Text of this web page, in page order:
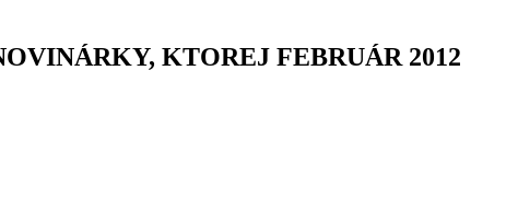
KTOREJ FEBRUÁR 2012